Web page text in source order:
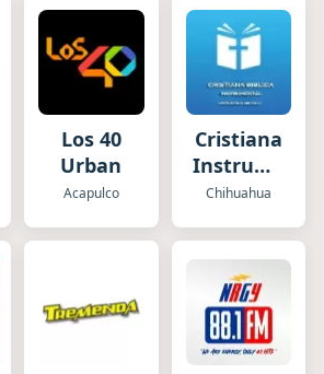
Los 40
Urban
Acapulco
Cristiana
Instrumental
Biblica
Chihuahua